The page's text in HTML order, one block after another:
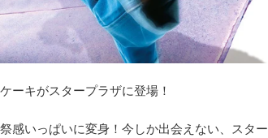
ーキがスタープラザに登場！
感いっぱいに変身！今しか出会えない、スター